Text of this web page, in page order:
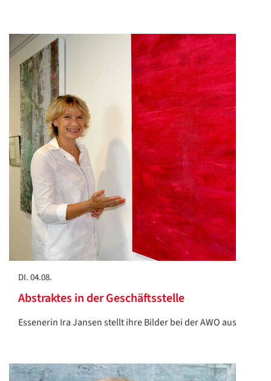
DI. 04.08.
Abstraktes in der Geschäftsstelle
Essenerin Ira Jansen stellt ihre Bilder bei der AWO aus